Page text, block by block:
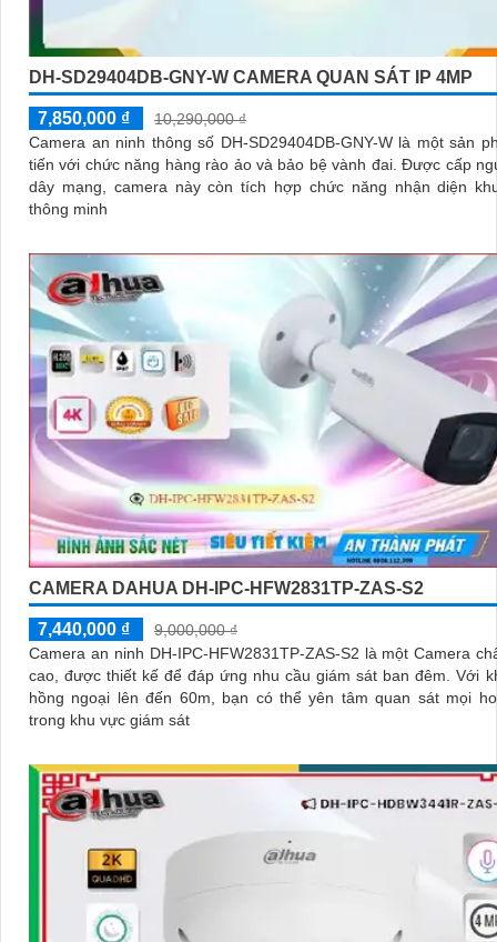
DH-SD29404DB-GNY-W CAMERA QUAN SÁT IP 4MP
7,850,000 ₫
10,290,000 ₫
Camera an ninh thông số DH-SD29404DB-GNY-W là một sản
tiến với chức năng hàng rào ảo và bảo bệ vành đai. Được cấp nguồn qua
dây mạng, camera này còn tích hợp chức năng nhận diện
thông minh
CAMERA DAHUA DH-IPC-HFW2831TP-ZAS-S2
7,440,000 ₫
9,000,000 ₫
Camera an ninh DH-IPC-HFW2831TP-ZAS-S2 là một Camera
cao, được thiết kế để đáp ứng nhu cầu giám sát ban đêm. Với khả năng
hồng ngoại lên đến 60m, bạn có thể yên tâm quan sát mọi
trong khu vực giám sát